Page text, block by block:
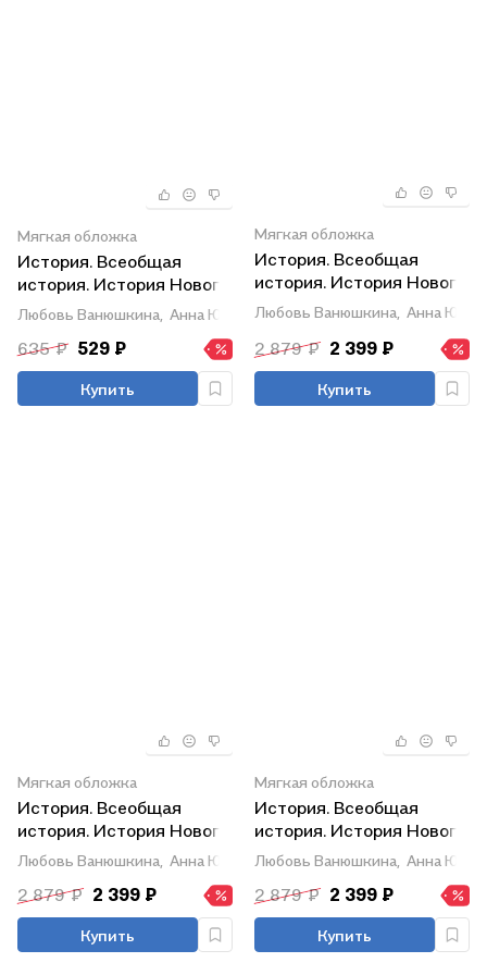
Мягкая обложка
История. Всеобщая
история. История Нового
времени. XIX–начало XX
тетрадь. Учебное
пособие
Любовь Ванюшкина, Анна Юдовская, Пётр Баранов
635 ₽ 529 ₽
Купить
Мягкая обложка
История. Всеобщая
история. История Нового
времени. 9 класс. XIX-
начало XX века. Учебник
Любовь Ванюшкина, Анна
2 879 ₽ 2 399 ₽
Купить
Мягкая обложка
История. Всеобщая
история. История Нового
времени. Конец XV-XVII
Любовь Ванюшкина, Анна Юдовская, Пётр Баранов
2 879 ₽ 2 399 ₽
Купить
Мягкая обложка
История. Всеобщая
история. История Нового
времени. XVIII век. 8
Любовь Ванюшкина, Анна
2 879 ₽ 2 399 ₽
Купить